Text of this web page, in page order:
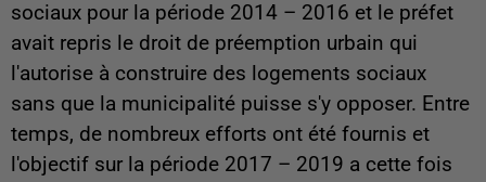
sociaux pour la période 2014 – 2016 et le préfet
avait repris le droit de préemption urbain qui
l'autorise à construire des logements sociaux
sans que la municipalité puisse s'y opposer. Entre
temps, de nombreux efforts ont été fournis et
l'objectif sur la période 2017 – 2019 a cette fois